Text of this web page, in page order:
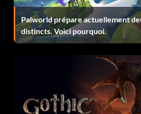
Palworld prépare actuellement
distincts. Voici pourquoi.